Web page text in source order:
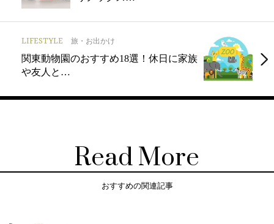
LIFESTYLE 旅・お出かけ
関東動物園のおすすめ18選！休日に家族
や友人と…
Read More
おすすめの関連記事